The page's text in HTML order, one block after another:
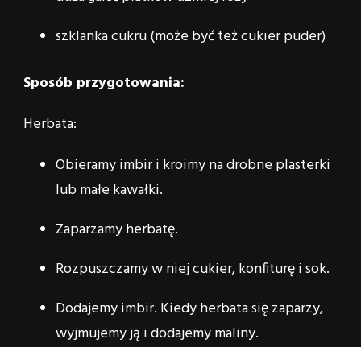
szklanka cukru (może być też cukier puder)
Sposób przygotowania:
Herbata:
Obieramy imbir i kroimy na drobne plasterki
lub małe kawałki.
Zaparzamy herbatę.
Rozpuszczamy w niej cukier, konfiturę i sok.
Dodajemy imbir. Kiedy herbata się zaparzy,
wyjmujemy ją i dodajemy maliny.